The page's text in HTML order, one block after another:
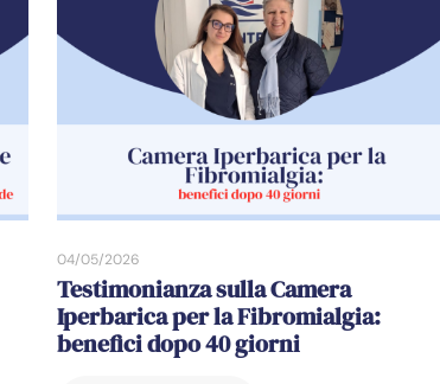
04/05/2026
Testimonianza sulla Camera
Iperbarica per la Fibromialgia:
benefici dopo 40 giorni